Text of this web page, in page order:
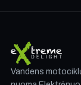
Vandens